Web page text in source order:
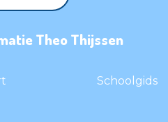
Theo Thijssen
Schoolgids